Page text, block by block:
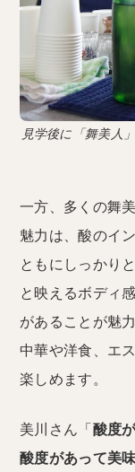
見学後に「舞美人
一方、多くの舞
魅力は、酸のイ
ともにしっかり
と映えるボディ
があることが魅
中華や洋食、エ
楽しめます。
美川さん「 酸度
酸度があって美